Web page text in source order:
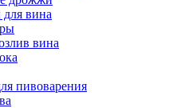
вина
вина
пивоварения